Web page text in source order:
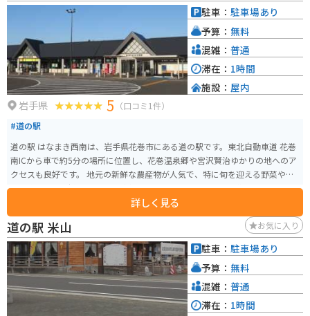
で、ツーリングの拠点としても最適です。 道の駅 あ・ら・伊達な道の駅は、
地元の魅力が詰まった道の駅です。ぜひ一度訪れてみてください。
岩手県 5 （口コミ1件）
#道の駅
道の駅 はなまき西南は、岩手県花巻市にある道の駅です。東北自動車道 花巻
南ICから車で約5分の場所に位置し、花巻温泉郷や宮沢賢治ゆかりの地へのア
クセスも良好です。 地元の新鮮な農産物が人気で、特に旬を迎える野菜や果
物は格別です。採れたての味が楽しめるので、ぜひお土産に購入してみてく
ださい。また、併設されているレストランでは、地元食材をふんだんに使っ
た料理を味わえます。おすすめは、花巻産の白金豚を使用した豚丼です。 バ
イクで訪れる際は、広い駐車場があるので安心です。周辺には、宮沢賢治童
話村や花巻温泉郷など、観光スポットも充実しています。道の駅 はなまき西
南を拠点に、花巻観光を楽しんでみてはいかがでしょうか。
詳しく見る
駐車： 駐車場あり
予算： 無料
混雑： 普通
滞在： 1時間
施設： 屋内
道の駅 米山 お気に入り
駐車： 駐車場あり
予算： 無料
混雑： 普通
滞在： 1時間